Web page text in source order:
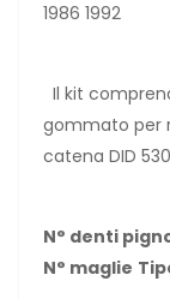
1986 1992
Il kit
gommato per
catena DID
N° denti
N° maglie